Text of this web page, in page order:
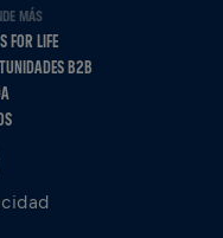
MÁS
FOR LIFE
B2B